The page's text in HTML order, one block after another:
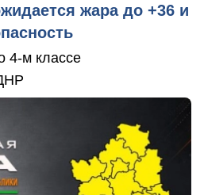
жара до +36 и
4-м классе